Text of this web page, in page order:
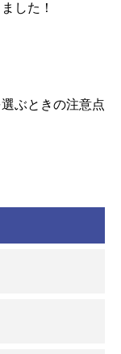
した！
ぶときの注意点